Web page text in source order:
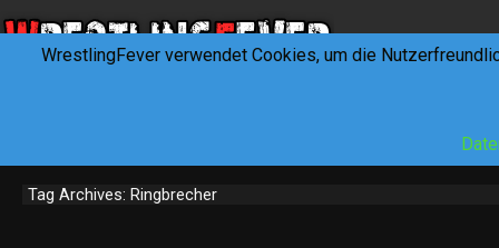
Tag Archives: Ringbrecher
WrestlingFever verwendet Cookies, um die